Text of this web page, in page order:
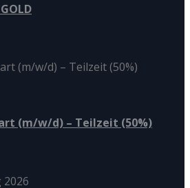
(m/w/d) – Teilzeit (50%)